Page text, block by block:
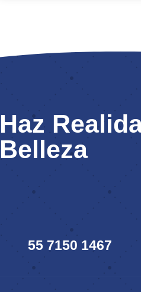
Haz
Belleza
55 7150 1467